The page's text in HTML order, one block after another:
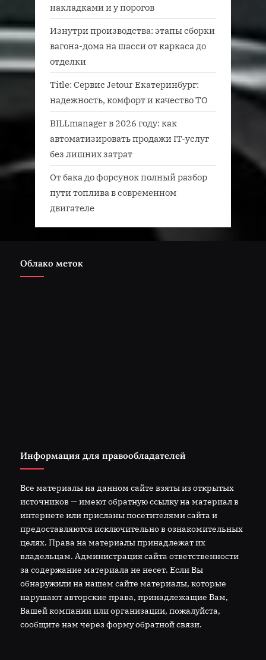
накладками и у порогов
Изнутри производства: этапы сборки
вагона-дома на шасси от каркаса до
отделки
Title: Сервис Jetour Екатеринбург:
надежность, комфорт и качество ТО
BILLmanager в 2026 году: как
автоматизировать продажи IT-услуг
без лишних затрат
От бака до форсунок полный разбор
пути топлива в современном
двигателе
Облако меток
Информация для правообладателей
Все материалы на данном сайте взяты из открытых
источников — имеют обратную ссылку на материал в
интернете или присланы посетителями сайта и
предоставляются исключительно в ознакомительных
целях. Права на материалы принадлежат их
владельцам. Администрация сайта ответственности
за содержание материала не несет. Если Вы
обнаружили на нашем сайте материалы, которые
нарушают авторские права, принадлежащие Вам,
Вашей компании или организации, пожалуйста,
сообщите нам через форму обратной связи.